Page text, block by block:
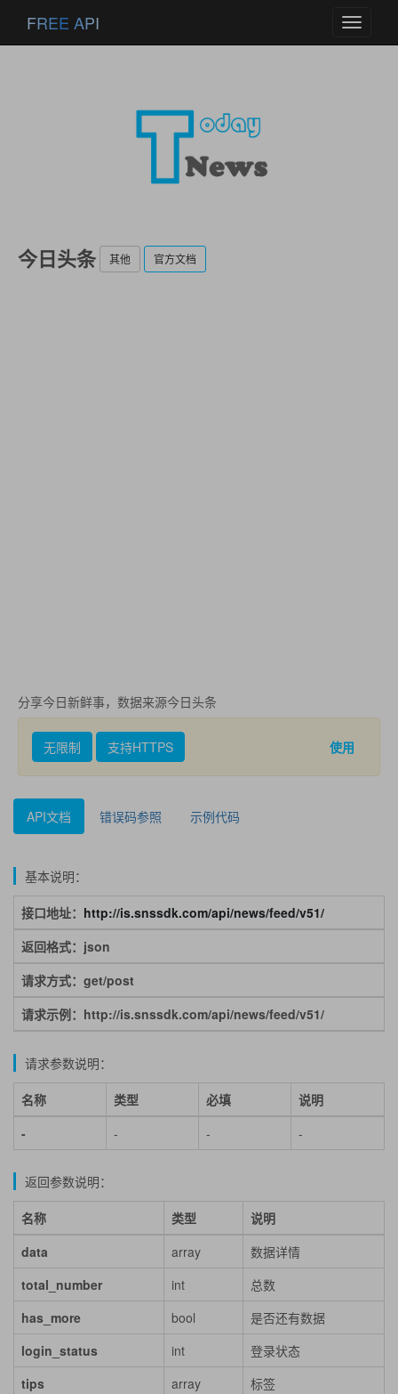
Toggle
FREE API
今日头条 其他 官方文档
分享今日新鲜事，数据来源今日头条
无限制 支持HTTPS 使用
API文档 错误码参照 示例代码
基本说明：
接口地址： http://is.snssdk.com/api/news/feed/v51/
返回格式：json
请求方式：get/post
请求示例：http://is.snssdk.com/api/news/feed/v51/
请求参数说明：
名称 类型 必填
说明
-
- - -
返回参数说明：
名称 类型
说明
data
array
数据详情
total_number
int
总数
has_more
bool
是否还有数据
login_status
int
登录状态
tips
array 标签